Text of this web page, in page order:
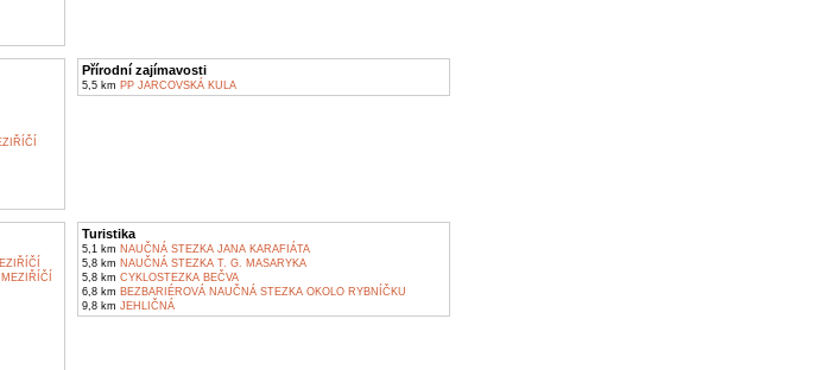
Přírodní zajímavosti
5,5 km PP JARCOVSKÁ KULA
Turistika
5,1 km NAUČNÁ STEZKA JANA KARAFIÁTA
5,8 km NAUČNÁ STEZKA T. G. MASARYKA
5,8 km CYKLOSTEZKA BEČVA
6,8 km BEZBARIÉROVÁ NAUČNÁ STEZKA OKOLO RYBNÍČKU
9,8 km JEHLIČNÁ